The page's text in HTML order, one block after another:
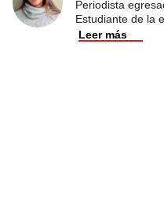
Periodista
Estudiante de la
Leer más